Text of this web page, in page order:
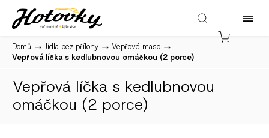
Domů / Jídla bez přílohy / Vepřové maso /
Vepřová líčka s kedlubnovou omáčkou (2 porce)
Vepřová líčka s kedlubnovou
omáčkou (2 porce)